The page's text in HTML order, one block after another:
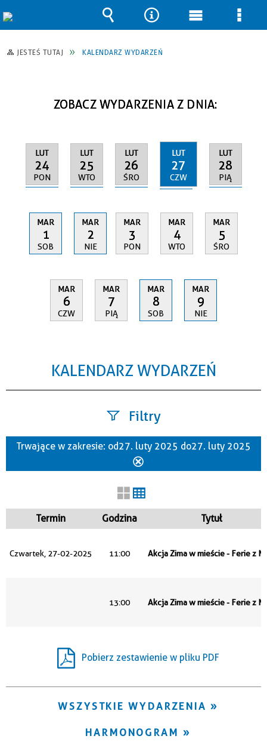
JESTEŚ TUTAJ KALENDARZ WYDARZEŃ
ZOBACZ WYDARZENIA Z DNIA:
LUT
24
PON
LUT
25
WTO
LUT
26
ŚRO
LUT
27
CZW
LUT
28
PIĄ
MAR
1
SOB
MAR
2
NIE
MAR
3
PON
MAR
4
WTO
MAR
5
ŚRO
MAR
6
CZW
MAR
7
PIĄ
MAR
8
SOB
MAR
9
NIE
KALENDARZ WYDARZEŃ
Filtry
Szukana fraza
Trwające w zakresie: od 27. luty 2025 do 27. luty 2025
filtr
Termin Godzina Tytuł
Czwartek, 27-02-2025 11:00 Akcja Zima w mieście - Ferie z
13:00 Akcja Zima w mieście - Ferie z
Pobierz zestawienie w pliku PDF
WSZYSTKIE WYDARZENIA
HARMONOGRAM
Wyszukiwarka
Narzędzia
Menu Menu